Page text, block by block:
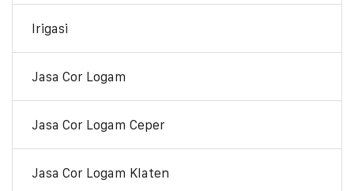
Irigasi
Jasa Cor Logam
Jasa Cor Logam Ceper
Jasa Cor Logam Klaten